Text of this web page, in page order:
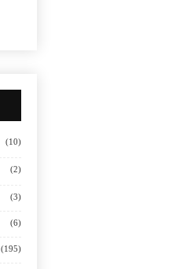
(10)
(2)
(3)
(6)
(195)